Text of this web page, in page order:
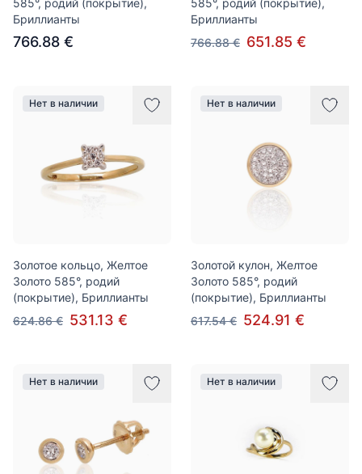
585°, родий (покрытие),
Бриллианты
766.88 €
585°, родий (покрытие),
Бриллианты
766.88 € 651.85 €
Нет в наличии
Золотое кольцо, Желтое
Золото 585°, родий
(покрытие), Бриллианты
624.86 € 531.13 €
Нет в наличии
Золотой кулон, Желтое
Золото 585°, родий
(покрытие), Бриллианты
617.54 € 524.91 €
Нет в наличии Нет в наличии